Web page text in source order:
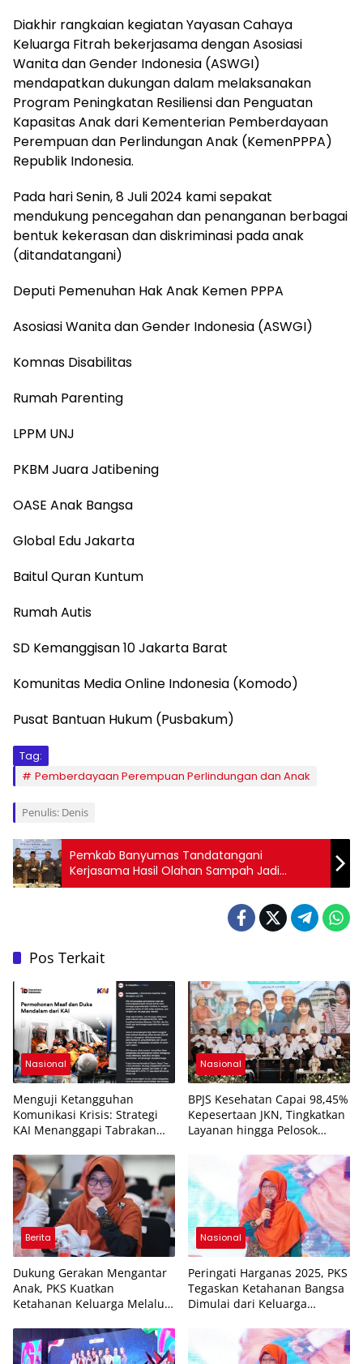
Diakhir rangkaian kegiatan Yayasan Cahaya
Keluarga Fitrah bekerjasama dengan Asosiasi
Wanita dan Gender Indonesia (ASWGI)
mendapatkan dukungan dalam melaksanakan
Program Peningkatan Resiliensi dan Penguatan
Kapasitas Anak dari Kementerian Pemberdayaan
Perempuan dan Perlindungan Anak (KemenPPPA)
Republik Indonesia.
Pada hari Senin, 8 Juli 2024 kami sepakat
mendukung pencegahan dan penanganan berbagai
bentuk kekerasan dan diskriminasi pada anak
(ditandatangani)
Deputi Pemenuhan Hak Anak Kemen PPPA
Asosiasi Wanita dan Gender Indonesia (ASWGI)
Komnas Disabilitas
Rumah Parenting
LPPM UNJ
PKBM Juara Jatibening
OASE Anak Bangsa
Global Edu Jakarta
Baitul Quran Kuntum
Rumah Autis
SD Kemanggisan 10 Jakarta Barat
Komunitas Media Online Indonesia (Komodo)
Pusat Bantuan Hukum (Pusbakum)
Tag:
Pemberdayaan Perempuan Perlindungan dan Anak
Penulis: Denis
Pemkab Banyumas Tandatangani
Kerjasama Hasil Olahan Sampah Jadi
Biomassa
Pos Terkait
Nasional
Menguji Ketangguhan
Komunikasi Krisis: Strategi
KAI Menanggapi Tabrakan
Pelajaran untuk Masa Depan
Nasional
BPJS Kesehatan Capai 98,45%
Kepesertaan JKN, Tingkatkan
Layanan hingga Pelosok
Berita
Dukung Gerakan Mengantar
Anak, PKS Kuatkan
Ketahanan Keluarga Melalui
Nasional
Peringati Harganas 2025, PKS
Tegaskan Ketahanan Bangsa
Dimulai dari Keluarga